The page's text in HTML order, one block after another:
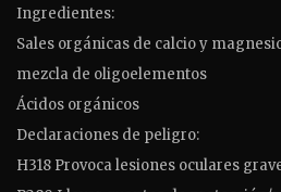
Ingredientes:
Sales orgánicas de calcio y
mezcla de oligoelementos
Ácidos orgánicos
Declaraciones de peligro:
H318 Provoca lesiones oculares